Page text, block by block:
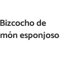
de
esponjoso